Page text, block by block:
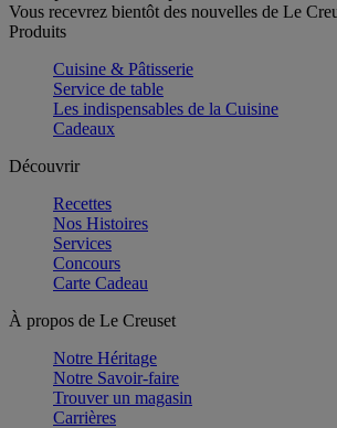
Vous recevrez bientôt des nouvelles de Le
Produits
Cuisine & Pâtisserie
Service de table
Les indispensables de la Cuisine
Cadeaux
Découvrir
Recettes
Nos Histoires
Services
Concours
Carte Cadeau
À propos de Le Creuset
Notre Héritage
Notre Savoir-faire
Trouver un magasin
Carrières